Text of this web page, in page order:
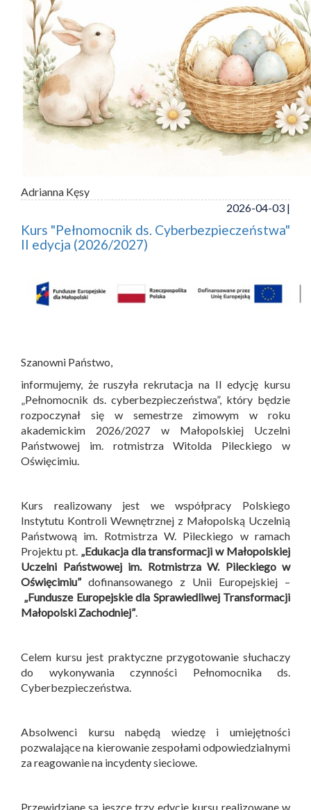
Adrianna Kęsy
2026-04-03 |
Kurs "Pełnomocnik ds. Cyberbezpieczeństwa"
II edycja (2026/2027)
Szanowni Państwo,
informujemy, że ruszyła rekrutacja na II edycję kursu
„Pełnomocnik ds. cyberbezpieczeństwa”, który będzie
rozpoczynał się w semestrze zimowym w roku
akademickim 2026/2027 w Małopolskiej Uczelni
Państwowej im. rotmistrza Witolda Pileckiego w
Oświęcimiu.
Kurs realizowany jest we współpracy Polskiego
Instytutu Kontroli Wewnętrznej z Małopolską Uczelnią
Państwową im. Rotmistrza W. Pileckiego w ramach
Projektu pt. „Edukacja dla transformacji w Małopolskiej
Uczelni Państwowej im. Rotmistrza W. Pileckiego w
Oświęcimiu”dofinansowanego z Unii Europejskiej –
„Fundusze Europejskie dla Sprawiedliwej Transformacji
Małopolski Zachodniej”.
Celem kursu jest praktyczne przygotowanie słuchaczy
do wykonywania czynności Pełnomocnika ds.
Cyberbezpieczeństwa.
Absolwenci kursu nabędą wiedzę i umiejętności
pozwalające na kierowanie zespołami odpowiedzialnymi
za reagowanie na incydenty sieciowe.
Przewidziane są jeszce trzy edycje kursu realizowane w